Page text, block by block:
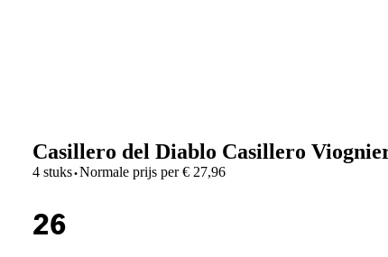
Casillero del Diablo Casillero Viognier
4 stuks·Normale prijs per € 27,96
26